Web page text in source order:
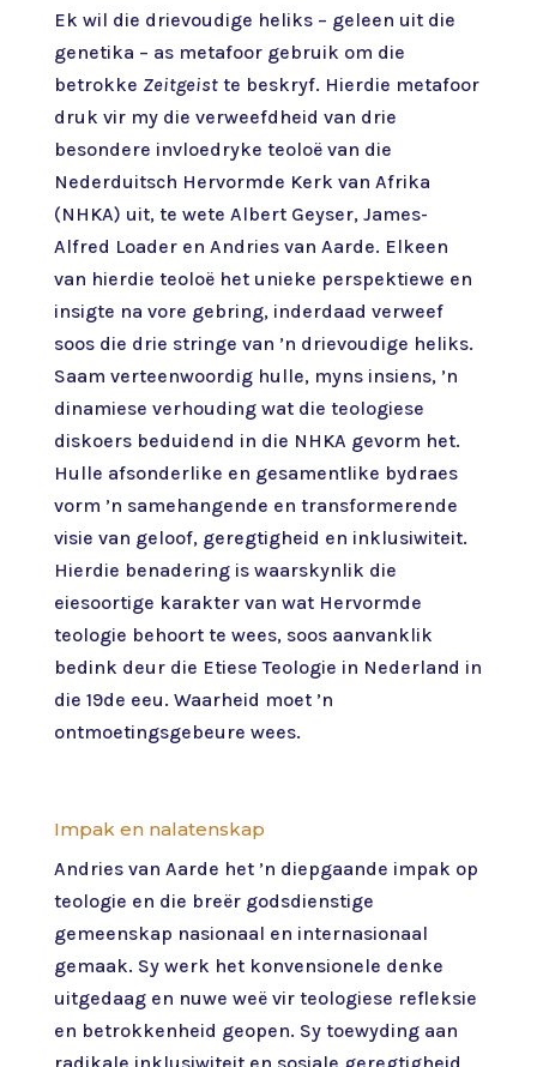
Ek wil die drievoudige heliks – geleen uit die
genetika – as metafoor gebruik om die
betrokke Zeitgeistte beskryf. Hierdie metafoor
druk vir my die verweefdheid van drie
besondere invloedryke teoloë van die
Nederduitsch Hervormde Kerk van Afrika
(NHKA) uit, te wete Albert Geyser, James-
Alfred Loader en Andries van Aarde. Elkeen
van hierdie teoloë het unieke perspektiewe en
insigte na vore gebring, inderdaad verweef
soos die drie stringe van ’n drievoudige heliks.
Saam verteenwoordig hulle, myns insiens, ’n
dinamiese verhouding wat die teologiese
diskoers beduidend in die NHKA gevorm het.
Hulle afsonderlike en gesamentlike bydraes
vorm ’n samehangende en transformerende
visie van geloof, geregtigheid en inklusiwiteit.
Hierdie benadering is waarskynlik die
eiesoortige karakter van wat Hervormde
teologie behoort te wees, soos aanvanklik
bedink deur die Etiese Teologie in Nederland in
die 19de eeu. Waarheid moet ’n
ontmoetingsgebeure wees.
Impak en nalatenskap
Andries van Aarde het ’n diepgaande impak op
teologie en die breër godsdienstige
gemeenskap nasionaal en internasionaal
gemaak. Sy werk het konvensionele denke
uitgedaag en nuwe weë vir teologiese refleksie
en betrokkenheid geopen. Sy toewyding aan